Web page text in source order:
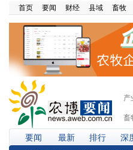
首页 要闻 财经 县域 畜牧
产
畜
要闻 最新 排行 深